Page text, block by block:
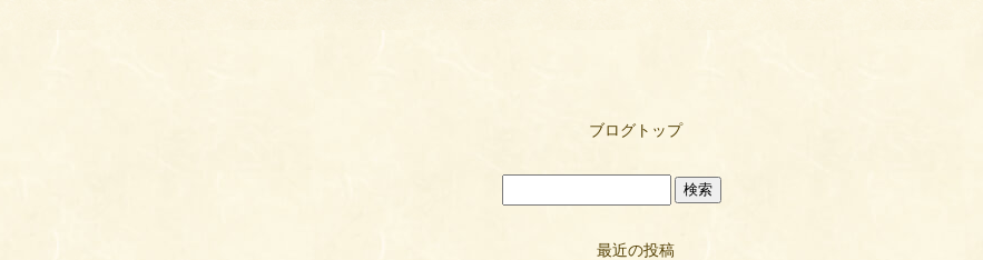
ブログトップ
最近の投稿